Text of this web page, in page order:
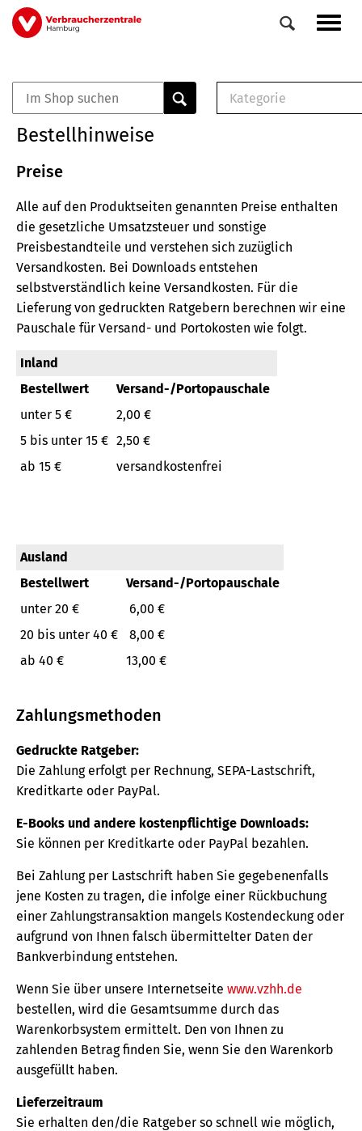
Direkt
zum
Veranstaltungen
0
Elemente
Kategorie
Broschüre
Buch
Bestellhinweise
Preise
Alle auf den Produktseiten genannten Preise enthalten
die gesetzliche Umsatzsteuer und sonstige
Preisbestandteile und verstehen sich zuzüglich
Versandkosten. Bei Downloads entstehen
selbstverständlich keine Versandkosten. Für die
Lieferung von gedruckten Ratgebern berechnen wir eine
Pauschale für Versand- und Portokosten wie folgt.
Inland
Bestellwert
Versand-/Portopauschale
unter 5 €
2,00 €
5 bis unter 15 € 2,50 €
ab 15 €
versandkostenfrei
Ausland
Bestellwert
Versand-/Portopauschale
unter 20 €
6,00 €
20 bis unter 40 €
8,00 €
ab 40 €
13,00 €
Zahlungsmethoden
Gedruckte Ratgeber:
Die Zahlung erfolgt per Rechnung, SEPA-Lastschrift,
Kreditkarte oder PayPal.
E-Books und andere kostenpflichtige Downloads:
Sie können per Kreditkarte oder PayPal bezahlen.
Bei Zahlung per Lastschrift haben Sie gegebenenfalls
jene Kosten zu tragen, die infolge einer Rückbuchung
einer Zahlungstransaktion mangels Kostendeckung oder
aufgrund von Ihnen falsch übermittelter Daten der
Bankverbindung entstehen.
Wenn Sie über unsere Internetseite www.vzhh.de
bestellen, wird die Gesamtsumme durch das
Warenkorbsystem ermittelt. Den von Ihnen zu
zahlenden Betrag finden Sie, wenn Sie den Warenkorb
ausgefüllt haben.
Lieferzeitraum
Sie erhalten den/die Ratgeber so schnell wie möglich,